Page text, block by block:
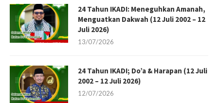
24 Tahun IKADI: Meneguhkan Amanah,
Menguatkan Dakwah (12 Juli 2002 – 12
Juli 2026)
13/07/2026
24 Tahun IKADI; Do’a & Harapan (12 Juli
2002 – 12 Juli 2026)
12/07/2026